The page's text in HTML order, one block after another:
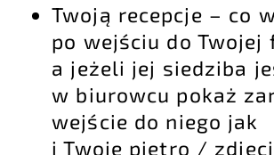
Twoją recepcje – co
po wejściu do Twojej
a jeżeli jej siedziba
w biurowcu pokaż
wejście do niego jak
i Twoje piętro /